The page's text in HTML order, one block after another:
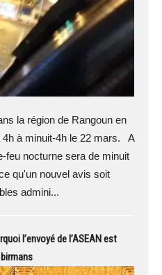
la région de Rangoun en
4h à minuit-4h le 22 mars. A
feu nocturne sera de minuit
qu'un nouvel avis soit
admini...
l’envoyé de l’ASEAN est